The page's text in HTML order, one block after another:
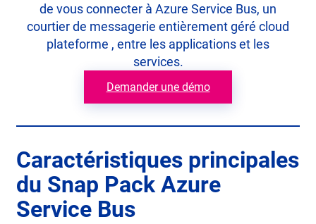
de vous connecter à Azure Service Bus, un
courtier de messagerie entièrement géré cloud
plateforme , entre les applications et les
services.
Demander une démo
Caractéristiques principales
du Snap Pack Azure
Service Bus